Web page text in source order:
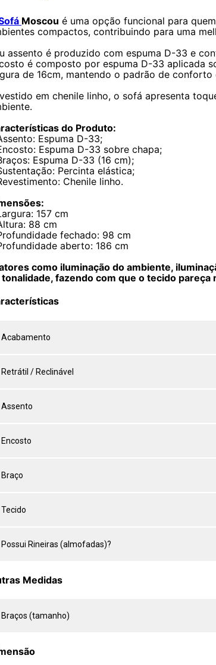
Moscou é uma opção funcional para
compactos, contribuindo para uma
assento é produzido com espuma D-33 e
é composto por espuma D-33 aplicada
de 16cm, mantendo o padrão de conforto
em chenile linho, o sofá apresenta
do Produto:
Espuma D-33;
Espuma D-33 sobre chapa;
Espuma D-33 (16 cm);
Percinta elástica;
Chenile linho.
157 cm
88 cm
fechado: 98 cm
aberto: 186 cm
como iluminação do ambiente,
tonalidade, fazendo com que o tecido pareça
Acabamento
Retrátil / Reclinável
Assento
Encosto
Braço
Tecido
Possui Rineiras (almofadas)?
Medidas
Braços (tamanho)